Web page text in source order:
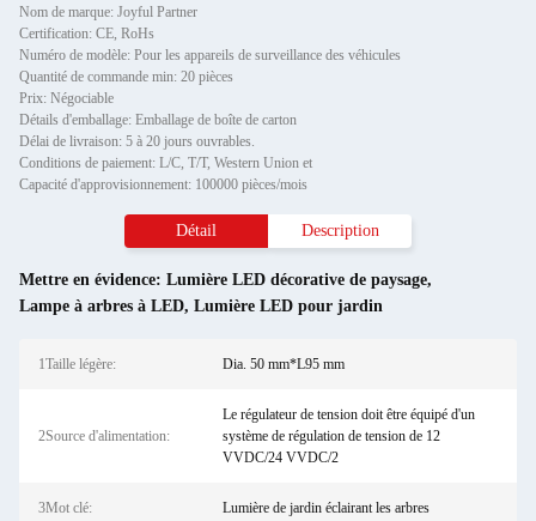
Nom de marque: Joyful Partner
Certification: CE, RoHs
Numéro de modèle: Pour les appareils de surveillance des véhicules
Quantité de commande min: 20 pièces
Prix: Négociable
Détails d'emballage: Emballage de boîte de carton
Délai de livraison: 5 à 20 jours ouvrables.
Conditions de paiement: L/C, T/T, Western Union et
Capacité d'approvisionnement: 100000 pièces/mois
Détail Description
Mettre en évidence: Lumière LED décorative de paysage,
Lampe à arbres à LED, Lumière LED pour jardin
1Taille légère: Dia. 50 mm*L95 mm
2Source d'alimentation:
Le régulateur de tension doit être équipé d'un
système de régulation de tension de 12
VVDC/24 VVDC/2
3Mot clé: Lumière de jardin éclairant les arbres